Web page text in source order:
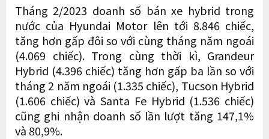
Tháng 2/2023 doanh số bán xe hybrid trong
nước của Hyundai Motor lên tới 8.846 chiếc,
tăng hơn gấp đôi so với cùng tháng năm ngoái
(4.069 chiếc). Trong cùng thời kì, Grandeur
Hybrid (4.396 chiếc) tăng hơn gấp ba lần so với
tháng 2 năm ngoái (1.335 chiếc), Tucson Hybrid
(1.606 chiếc) và Santa Fe Hybrid (1.536 chiếc)
cũng ghi nhận doanh số lần lượt tăng 147,1%
và 80,9%.